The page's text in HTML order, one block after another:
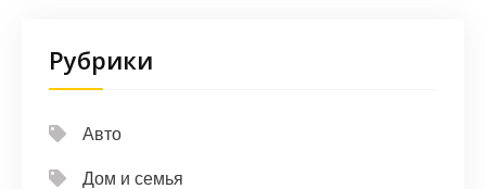
Рубрики
Авто
Дом и семья